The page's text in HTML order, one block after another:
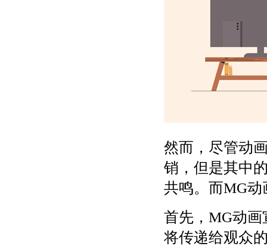
然而，尽管动
销，但是其中
共鸣。而MG
首先，MG动
将传递给观众